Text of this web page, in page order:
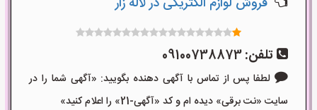
تلفن:09100738873
لطفا پس از تماس با آگهی دهنده بگویید: «آگهی شما را در
سایت «نت برقی» دیده ام و کد «آگهی-21» را اعلام کنید»